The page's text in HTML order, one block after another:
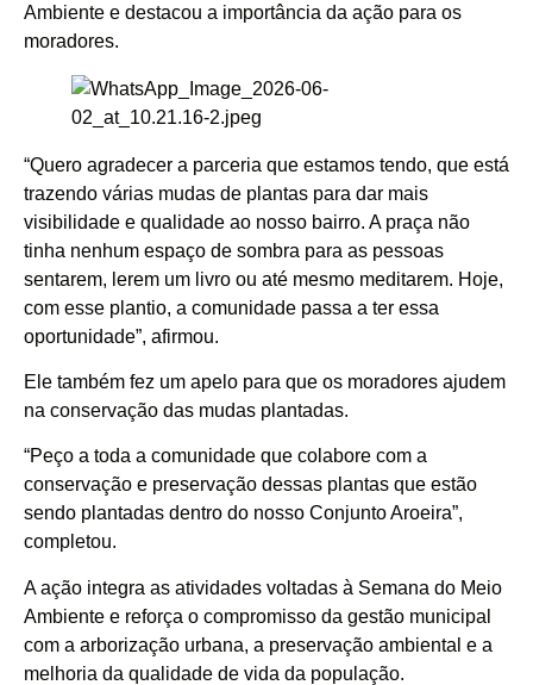
Ambiente e destacou a importância da ação para os
moradores.
“Quero agradecer a parceria que estamos tendo, que está
trazendo várias mudas de plantas para dar mais
visibilidade e qualidade ao nosso bairro. A praça não
tinha nenhum espaço de sombra para as pessoas
sentarem, lerem um livro ou até mesmo meditarem. Hoje,
com esse plantio, a comunidade passa a ter essa
oportunidade”, afirmou.
Ele também fez um apelo para que os moradores ajudem
na conservação das mudas plantadas.
“Peço a toda a comunidade que colabore com a
conservação e preservação dessas plantas que estão
sendo plantadas dentro do nosso Conjunto Aroeira”,
completou.
A ação integra as atividades voltadas à Semana do Meio
Ambiente e reforça o compromisso da gestão municipal
com a arborização urbana, a preservação ambiental e a
melhoria da qualidade de vida da população.